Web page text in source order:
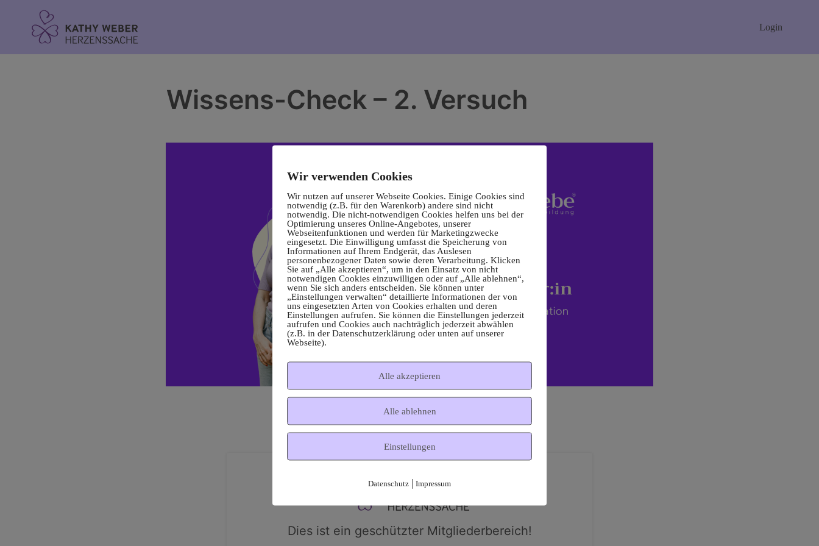
Login
Wissens-Check – 2. Versuch
Dies ist ein geschützter Mitgliederbereich!
Wir verwenden Cookies
Wir nutzen auf unserer Webseite Cookies. Einige Cookies sind
notwendig (z.B. für den Warenkorb) andere sind nicht
notwendig. Die nicht-notwendigen Cookies helfen uns bei der
Optimierung unseres Online-Angebotes, unserer
Webseitenfunktionen und werden für Marketingzwecke
eingesetzt. Die Einwilligung umfasst die Speicherung von
Informationen auf Ihrem Endgerät, das Auslesen
personenbezogener Daten sowie deren Verarbeitung. Klicken
Sie auf „Alle akzeptieren“, um in den Einsatz von nicht
notwendigen Cookies einzuwilligen oder auf „Alle ablehnen“,
wenn Sie sich anders entscheiden. Sie können unter
„Einstellungen verwalten“ detaillierte Informationen der von
uns eingesetzten Arten von Cookies erhalten und deren
Einstellungen aufrufen. Sie können die Einstellungen jederzeit
aufrufen und Cookies auch nachträglich jederzeit abwählen
(z.B. in der Datenschutzerklärung oder unten auf unserer
Webseite).
Alle akzeptieren
Alle ablehnen
Einstellungen
Datenschutz | Impressum